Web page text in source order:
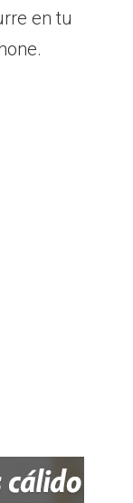
en tu